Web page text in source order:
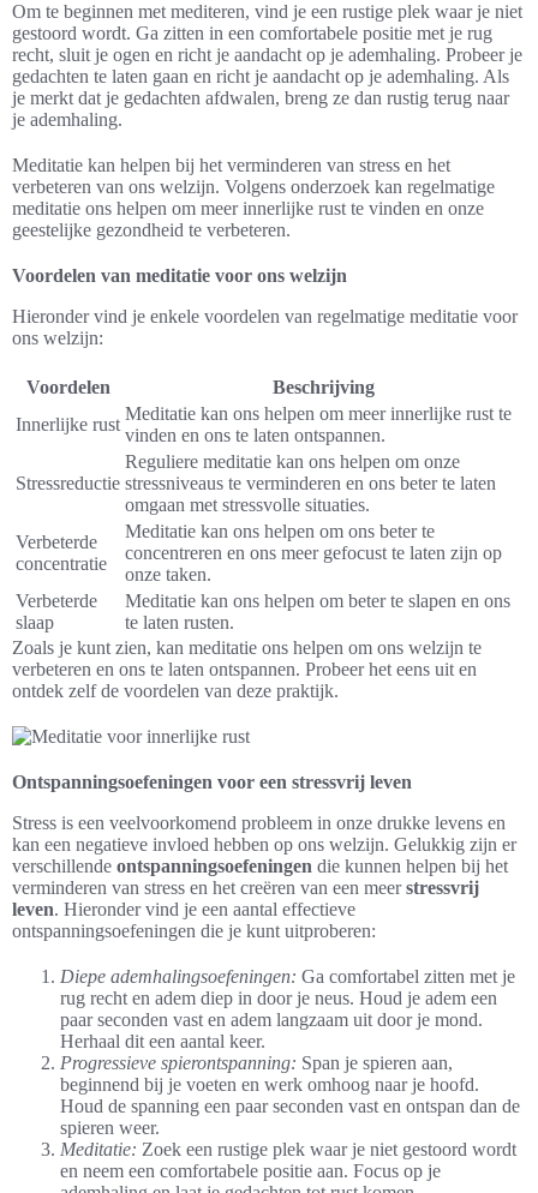
Om te beginnen met mediteren, vind je een rustige plek waar je niet
gestoord wordt. Ga zitten in een comfortabele positie met je rug
recht, sluit je ogen en richt je aandacht op je ademhaling. Probeer je
gedachten te laten gaan en richt je aandacht op je ademhaling. Als
je merkt dat je gedachten afdwalen, breng ze dan rustig terug naar
je ademhaling.
Meditatie kan helpen bij het verminderen van stress en het
verbeteren van ons welzijn. Volgens onderzoek kan regelmatige
meditatie ons helpen om meer innerlijke rust te vinden en onze
geestelijke gezondheid te verbeteren.
Voordelen van meditatie voor ons welzijn
Hieronder vind je enkele voordelen van regelmatige meditatie voor
ons welzijn:
Voordelen
Beschrijving
Innerlijke rust
Meditatie kan ons helpen om meer innerlijke rust te
vinden en ons te laten ontspannen.
Stressreductie
Reguliere meditatie kan ons helpen om onze
stressniveaus te verminderen en ons beter te laten
omgaan met stressvolle situaties.
Verbeterde
concentratie
Meditatie kan ons helpen om ons beter te
concentreren en ons meer gefocust te laten zijn op
onze taken.
Verbeterde
slaap
Meditatie kan ons helpen om beter te slapen en ons
te laten rusten.
Zoals je kunt zien, kan meditatie ons helpen om ons welzijn te
verbeteren en ons te laten ontspannen. Probeer het eens uit en
ontdek zelf de voordelen van deze praktijk.
Ontspanningsoefeningen voor een stressvrij leven
Stress is een veelvoorkomend probleem in onze drukke levens en
kan een negatieve invloed hebben op ons welzijn. Gelukkig zijn er
verschillende ontspanningsoefeningen die kunnen helpen bij het
verminderen van stress en het creëren van een meerstressvrij
leven. Hieronder vind je een aantal effectieve
ontspanningsoefeningen die je kunt uitproberen:
Diepe ademhalingsoefeningen: Ga comfortabel zitten met je
rug recht en adem diep in door je neus. Houd je adem een
paar seconden vast en adem langzaam uit door je mond.
Herhaal dit een aantal keer.
Progressieve spierontspanning: Span je spieren aan,
beginnend bij je voeten en werk omhoog naar je hoofd.
Houd de spanning een paar seconden vast en ontspan dan de
spieren weer.
Meditatie: Zoek een rustige plek waar je niet gestoord wordt
en neem een comfortabele positie aan. Focus op je